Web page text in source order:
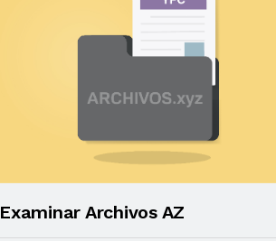
Examinar Archivos AZ